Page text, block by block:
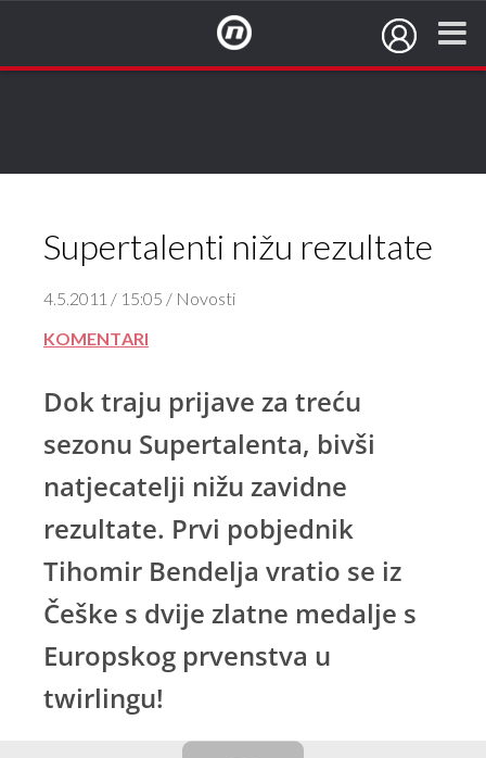
Supertalenti nižu rezultate
4.5.2011 / 15:05 / Novosti
KOMENTARI
Dok traju prijave za treću
sezonu Supertalenta, bivši
natjecatelji nižu zavidne
rezultate. Prvi pobjednik
Tihomir Bendelja vratio se iz
Češke s dvije zlatne medalje s
Europskog prvenstva u
twirlingu!